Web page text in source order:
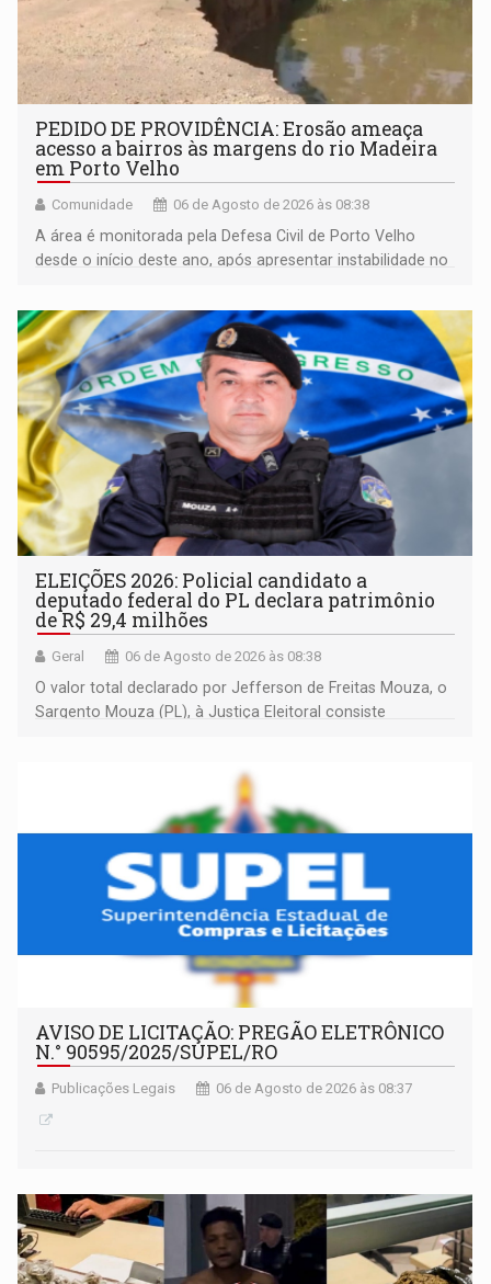
PEDIDO DE PROVIDÊNCIA: Erosão ameaça
acesso a bairros às margens do rio Madeira
em Porto Velho
Comunidade 06 de Agosto de 2026 às 08:38
A área é monitorada pela Defesa Civil de Porto Velho
desde o início deste ano, após apresentar instabilidade no
ELEIÇÕES 2026: Policial candidato a
deputado federal do PL declara patrimônio
de R$ 29,4 milhões
Geral 06 de Agosto de 2026 às 08:38
O valor total declarado por Jefferson de Freitas Mouza, o
Sargento Mouza (PL), à Justiça Eleitoral consiste
AVISO DE LICITAÇÃO: PREGÃO ELETRÔNICO
N.° 90595/2025/SUPEL/RO
Publicações Legais 06 de Agosto de 2026 às 08:37